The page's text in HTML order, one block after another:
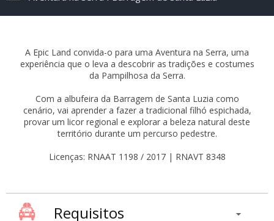
A Epic Land convida-o para uma Aventura na Serra, uma
experiência que o leva a descobrir as tradições e costumes
da Pampilhosa da Serra.
Com a albufeira da Barragem de Santa Luzia como
cenário, vai aprender a fazer a tradicional filhó espichada,
provar um licor regional e explorar a beleza natural deste
território durante um percurso pedestre.
Licenças: RNAAT 1198 / 2017 | RNAVT 8348
Requisitos